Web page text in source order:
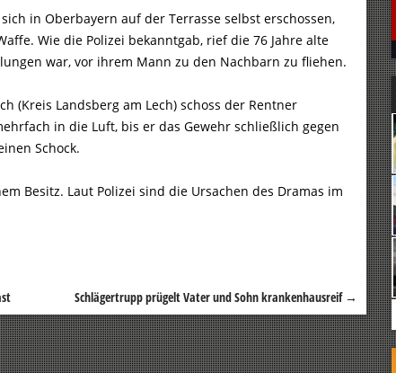
in Oberbayern auf der Terrasse selbst erschossen,
Wie die Polizei bekanntgab, rief die 76 Jahre alte
war, vor ihrem Mann zu den Nachbarn zu fliehen.
(Kreis Landsberg am Lech) schoss der Rentner
in die Luft, bis er das Gewehr schließlich gegen
Schock.
Besitz. Laut Polizei sind die Ursachen des Dramas im
Schlägertrupp prügelt Vater und Sohn krankenhausreif →